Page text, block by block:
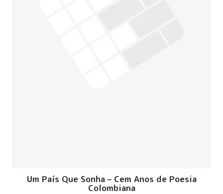
Um País Que Sonha – Cem Anos de Poesia
Colombiana